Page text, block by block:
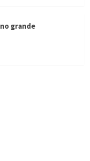
grande